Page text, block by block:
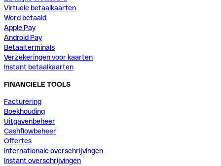
Virtuele betaalkaarten
Word betaald
Apple Pay
Android Pay
Betaalterminals
Verzekeringen voor kaarten
Instant betaalkaarten
FINANCIELE TOOLS
Facturering
Boekhouding
Uitgavenbeheer
Cashflowbeheer
Offertes
Internationale overschrijvingen
Instant overschrijvingen